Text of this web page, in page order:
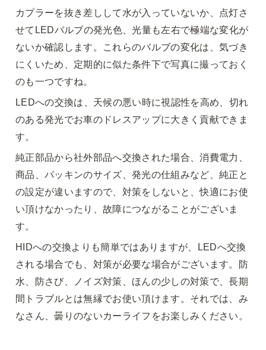
カプラーを抜き差しして水が入っていないか、点灯さ
せてLEDバルブの発光色、光量も左右で極端な変化が
ないか確認します。これらのバルブの変化は、気づき
にくいため、定期的に似た条件下で写真に撮っておく
のも一つですね。
LEDへの交換は、天候の悪い時に視認性を高め、切れ
のある発光でお車のドレスアップに大きく貢献できま
す。
純正部品から社外部品へ交換された場合、消費電力、
商品、パッキンのサイズ、発光の仕組みなど、純正と
の設定が違いますので、対策をしないと、快適にお使
い頂けなかったり、故障につながることがございま
す。
HIDへの交換よりも簡単ではありますが、LEDへ交換
される場合でも、対策が必要な場合がございます。防
水、防さび、ノイズ対策、ほんの少しの対策で、長期
間トラブルとは無縁でお使い頂けます。それでは、み
なさん、曇りのないカーライフをお楽しみください。